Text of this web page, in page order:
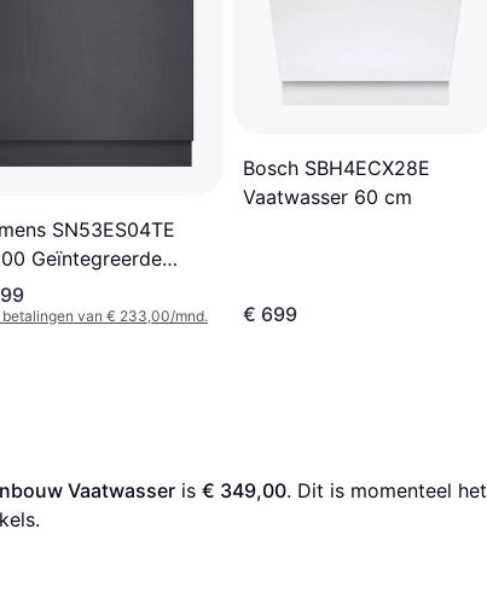
SN53ES04TE
Geïntegreerde
60 cm
betalingen van € 233,00/mnd.
Bosch SBH4ECX28E
Vaatwasser 60 cm
€ 699
Vaatwasser is € 349,00. Dit is momenteel het